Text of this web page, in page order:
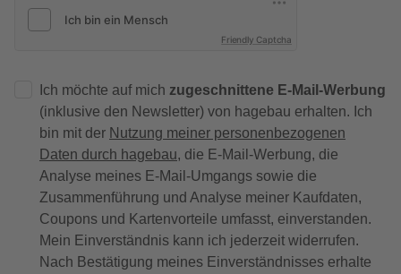
Friendly Captcha
Ich möchte auf mich zugeschnittene E-Mail-Werbung
(inklusive den Newsletter) von hagebau erhalten. Ich
bin mit der Nutzung meiner personenbezogenen
Daten durch hagebau, die E-Mail-Werbung, die
Analyse meines E-Mail-Umgangs sowie die
Zusammenführung und Analyse meiner Kaufdaten,
Coupons und Kartenvorteile umfasst, einverstanden.
Mein Einverständnis kann ich jederzeit widerrufen.
Nach Bestätigung meines Einverständnisses erhalte